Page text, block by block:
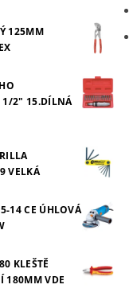
125MM
1/2" 15.DÍLNÁ
VELKÁ
14 CE ÚHLOVÁ
KLEŠTĚ
180MM VDE